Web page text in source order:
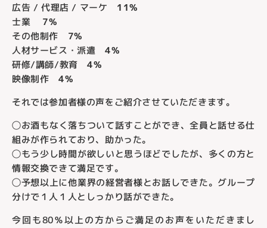
広告 / 代理店 / マーケ 11%
士業 7%
その他制作 7%
人材サービス・派遣 4%
研修/講師/教育 4%
映像制作 4%
それでは参加者様の声をご紹介させていただきます。
◯お酒もなく落ちついて話すことができ、全員と話せる仕
組みが作られており、助かった。
◯もう少し時間が欲しいと思うほどでしたが、多くの方と
情報交換できて満足です。
◯予想以上に他業界の経営者様とお話しできた。グループ
分けで１人１人としっかり話ができた。
今回も80％以上の方からご満足のお声をいただきまし